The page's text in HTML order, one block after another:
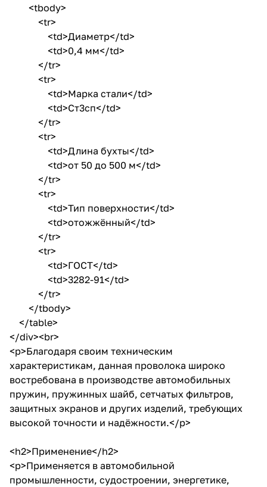
<tbody>
<tr>
<td>Диаметр</td>
<td>0,4 мм</td>
</tr>
<tr>
<td>Марка стали</td>
<td>Ст3сп</td>
</tr>
<tr>
<td>Длина бухты</td>
<td>от 50 до 500 м</td>
</tr>
<tr>
<td>Тип поверхности</td>
<td>отожжённый</td>
</tr>
<tr>
<td>ГОСТ</td>
<td>3282-91</td>
</tr>
</tbody>
</table>
</div><br>
<p>Благодаря своим техническим
характеристикам, данная проволока широко
востребована в производстве автомобильных
пружин, пружинных шайб, сетчатых фильтров,
защитных экранов и других изделий, требующих
высокой точности и надёжности.</p>
<h2>Применение</h2>
<p>Применяется в автомобильной
промышленности, судостроении, энергетике,